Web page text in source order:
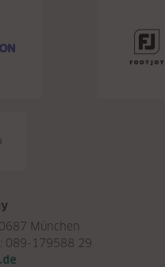
München
089-179588 29